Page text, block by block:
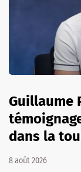
Guillaume
dans la
8 août 2026